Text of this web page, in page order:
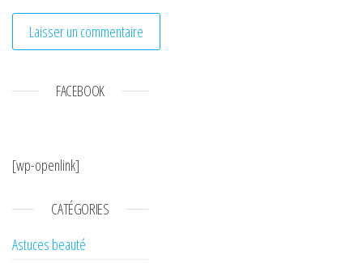
FACEBOOK
[wp-openlink]
CATÉGORIES
Astuces beauté